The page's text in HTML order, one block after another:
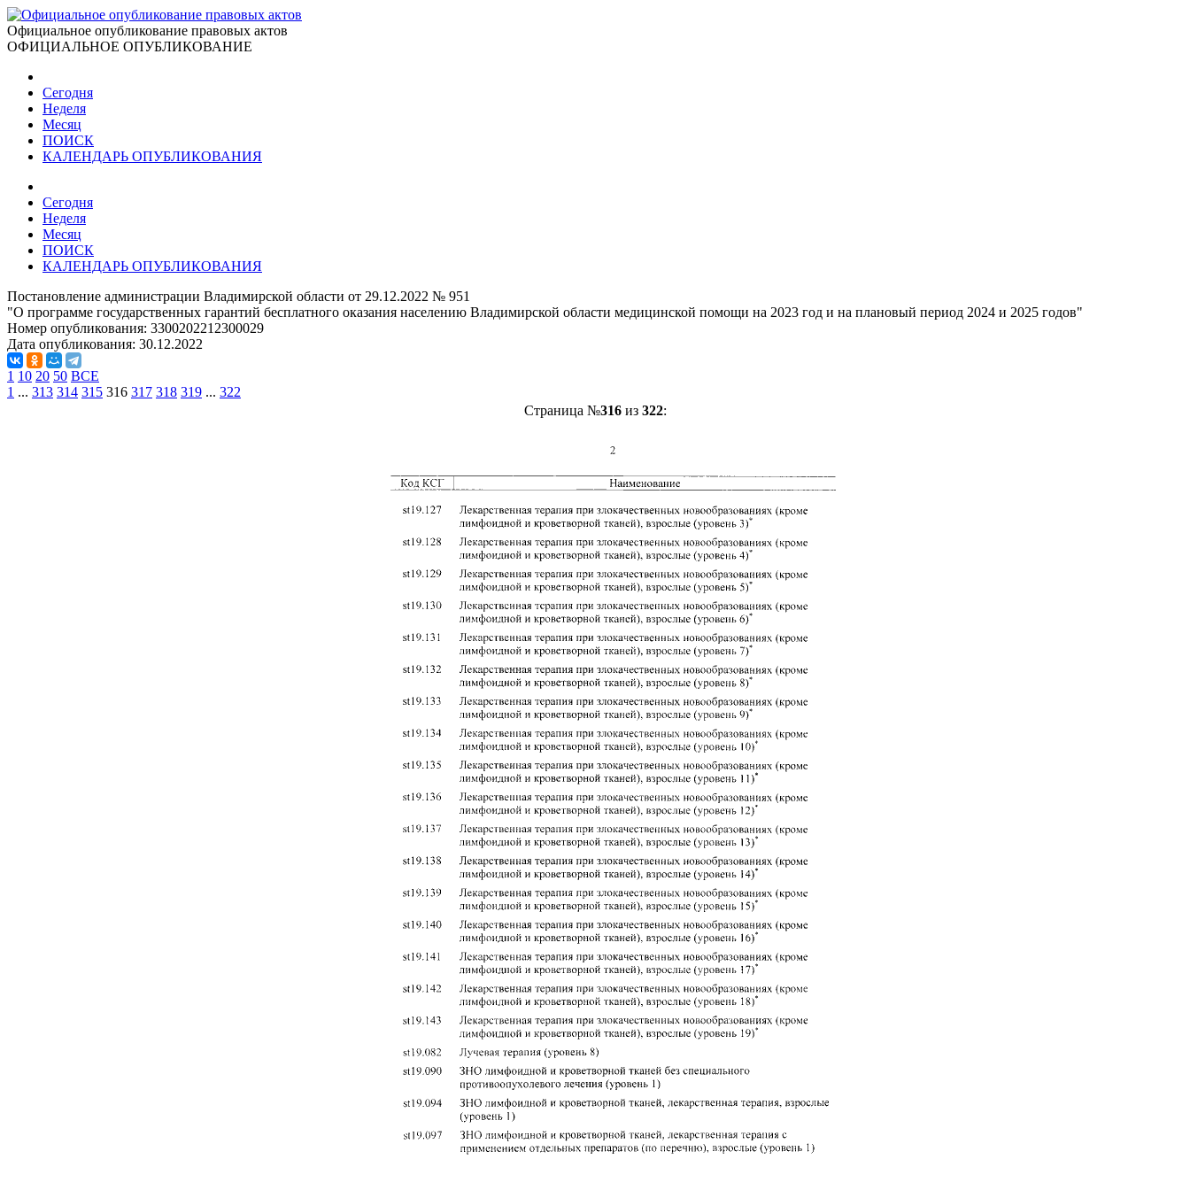
Официальное опубликование правовых актов
ОФИЦИАЛЬНОЕ ОПУБЛИКОВАНИЕ
Сегодня
Неделя
Месяц
ПОИСК
КАЛЕНДАРЬ ОПУБЛИКОВАНИЯ
Сегодня
Неделя
Месяц
ПОИСК
КАЛЕНДАРЬ ОПУБЛИКОВАНИЯ
Постановление администрации Владимирской области от 29.12.2022 № 951
"О программе государственных гарантий бесплатного оказания населению Владимирской области медицинской помощи на 2023 год и на плановый период 2024 и 2025 годов"
Номер опубликования: 3300202212300029
Дата опубликования: 30.12.2022
1 10 20 50 ВСЕ
1 ... 313 314 315 316 317 318 319 ... 322
Страница №316из 322: